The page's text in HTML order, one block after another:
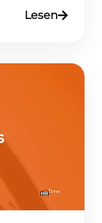
Vorgaben
und
Lesen